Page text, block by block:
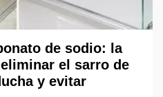
de sodio: la
el sarro de
y evitar